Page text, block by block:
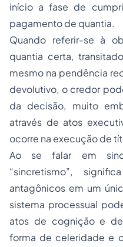
início a fase de
pagamento de quantia.
Quando referir-se à
quantia certa,
mesmo na pendência
devolutivo, o credor
da decisão, muito
através de atos
ocorre na execução de
Ao se falar em
“sincretismo”,
antagônicos em um
sistema processual
atos de cognição e
forma de celeridade e